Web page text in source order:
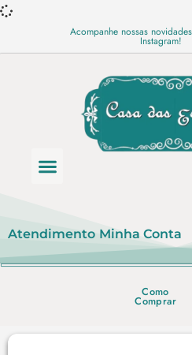
Acompanhe nossas
Instagram!
Atendimento Minha Conta
Como
Comprar